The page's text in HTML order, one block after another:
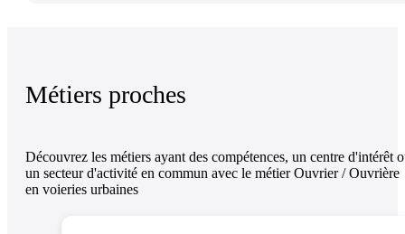
Métiers proches
Découvrez les métiers ayant des compétences, un centre d'intérêt
un secteur d'activité en commun avec le métier Ouvrier / Ouvrière
en voieries urbaines